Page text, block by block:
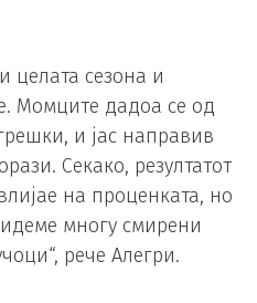
целата сезона и
Момците дадоа се од
и јас направив
Секако, резултатот
на проценката, но
многу смирени
рече Алегри.